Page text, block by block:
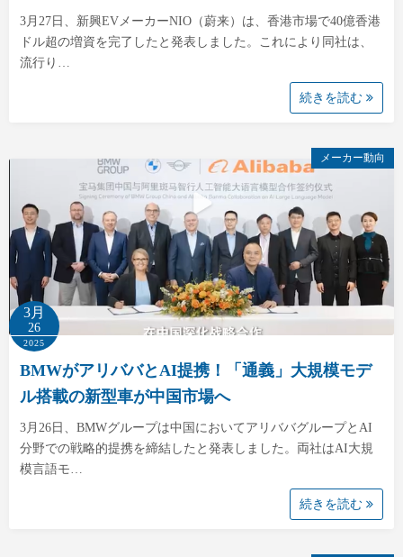
3月27日、新興EVメーカーNIO（蔚来）は、香港市場で40億香港
ドル超の増資を完了したと発表しました。これにより同社は、
流行り…
続きを読む
メーカー動向
3月
26
2025
BMWがアリババとAI提携！「通義」大規模モデ
ル搭載の新型車が中国市場へ
3月26日、BMWグループは中国においてアリババグループとAI
分野での戦略的提携を締結したと発表しました。両社はAI大規
模言語モ…
続きを読む